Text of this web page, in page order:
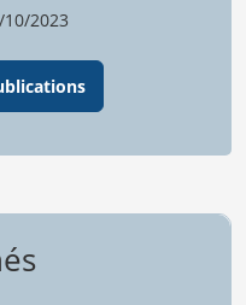
2023